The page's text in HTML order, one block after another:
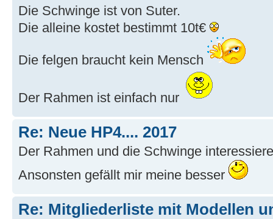
Die Schwinge ist von Suter.
Die alleine kostet bestimmt 10t€
Die felgen braucht kein Mensch
Der Rahmen ist einfach nur
Re: Neue HP4.... 2017
Der Rahmen und die Schwinge
Ansonsten gefällt mir meine besser
Re: Mitgliederliste mit Modellen